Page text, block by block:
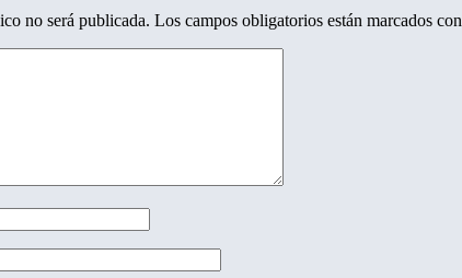
no será publicada. Los campos obligatorios están marcados con